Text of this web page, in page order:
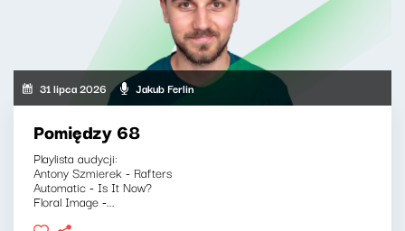
31 lipca 2026 Jakub Ferlin
Pomiędzy 68
Playlista audycji:
Antony Szmierek - Rafters
Automatic - Is It Now?
Floral Image -...